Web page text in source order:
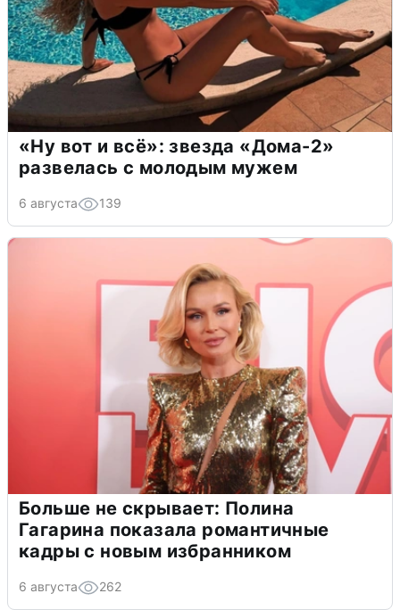
«Ну вот и всё»: звезда «Дома-2»
развелась с молодым мужем
6 августа 139
Больше не скрывает: Полина
Гагарина показала романтичные
кадры с новым избранником
6 августа 262